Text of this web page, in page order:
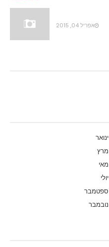
אפריל 04, 2015
ינואר
מרץ
מאי
יולי
ספטמבר
נובמבר